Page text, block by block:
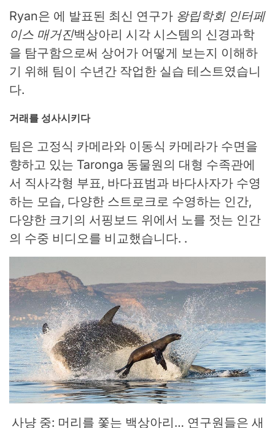
Ryan은 에 발표된 최신 연구가 왕립학회 인터페
이스 매거진백상아리 시각 시스템의 신경과학
을 탐구함으로써 상어가 어떻게 보는지 이해하
기 위해 팀이 수년간 작업한 실습 테스트였습니
다.
거래를 성사시키다
팀은 고정식 카메라와 이동식 카메라가 수면을
향하고 있는 Taronga 동물원의 대형 수족관에
서 직사각형 부표, 바다표범과 바다사자가 수영
하는 모습, 다양한 스트로크로 수영하는 인간,
다양한 크기의 서핑보드 위에서 노를 젓는 인간
의 수중 비디오를 비교했습니다. .
사냥 중: 머리를 쫓는 백상아리… 연구원들은 새